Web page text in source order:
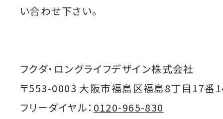
い合わせ下さい。
フクダ・ロングライフデザイン株式会社
〒553-0003 大阪市福島区福島8丁目17番
フリーダイヤル： 0120-965-830